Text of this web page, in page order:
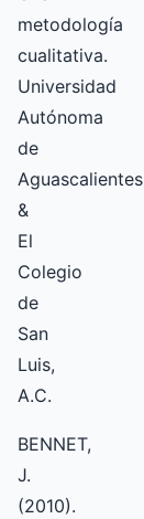
metodología
cualitativa.
Universidad
Autónoma
de
Aguascalientes
&
El
Colegio
de
San
Luis,
A.C.
BENNET,
J.
(2010).